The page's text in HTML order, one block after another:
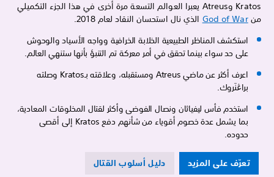
Kratos وAtreus يعبرا العوالم التسعة مرة أخرى في هذا الجزء التكميلي
منGod of War الذي نال استحسان النقاد لعام 2018.
استكشف المناظر الطبيعية الخلابة الخرافية وواجه الأسياد والوحوش
على حد سواء بينما تحقق في أمر معركة تم التنبؤ بأنها ستنهي العالم.
اعرف أكثر عن ماضي Atreus ومستقبله، وعلاقته بـKratos وصلته
براڠنَروك.
استخدم فأس ليفياثان ونصال الفوضى وأكثر لقتال المخلوقات المعادية،
بما يشمل عدة خصوم أقوياء من شأنهم دفع Kratos إلى أقصى
حدوده.
تعرّف على المزيد دليل أسلوب القتال